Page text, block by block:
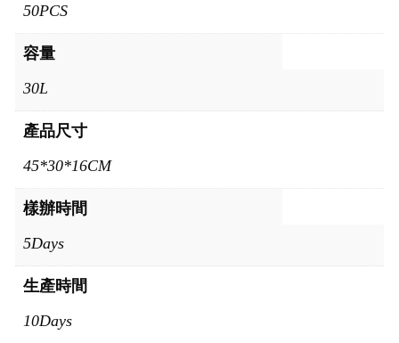
50PCS
容量
30L
產品尺寸
45*30*16CM
樣辦時間
5Days
生產時間
10Days